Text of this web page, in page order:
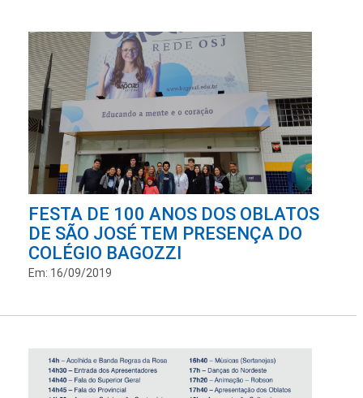
FESTA DE 100 ANOS DOS OBLATOS
DE SÃO JOSÉ TEM PRESENÇA DO
COLÉGIO BAGOZZI
Em: 16/09/2019